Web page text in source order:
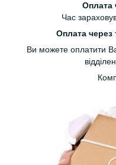
Оплата
Час
Оплата через
Ви можете оплатити